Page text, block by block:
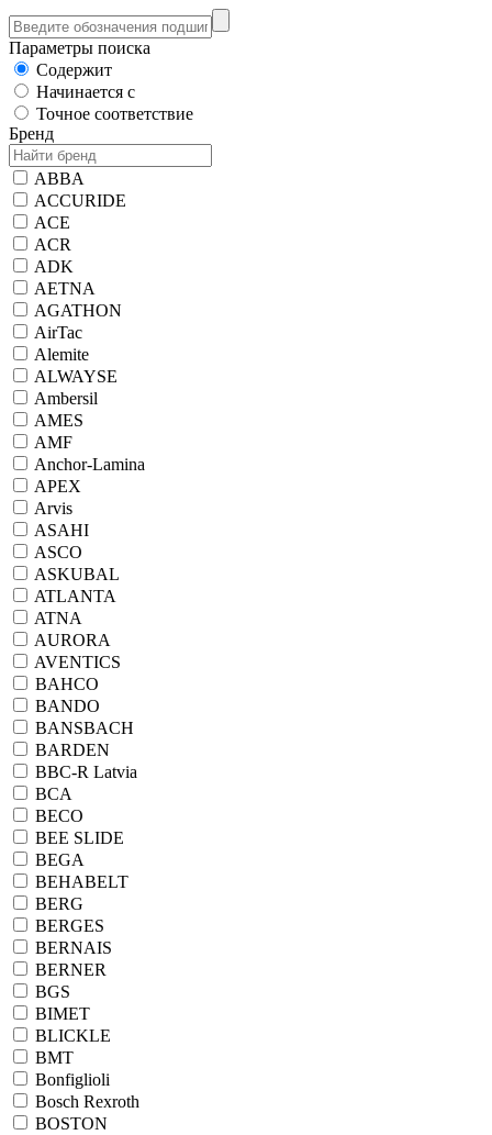
Параметры поиска
Содержит
Начинается с
Точное соответствие
Бренд
ABBA
ACCURIDE
ACE
ACR
ADK
AETNA
AGATHON
AirTac
Alemite
ALWAYSE
Ambersil
AMES
AMF
Anchor-Lamina
APEX
Arvis
ASAHI
ASCO
ASKUBAL
ATLANTA
ATNA
AURORA
AVENTICS
BAHCO
BANDO
BANSBACH
BARDEN
BBC-R Latvia
BCA
BECO
BEE SLIDE
BEGA
BEHABELT
BERG
BERGES
BERNAIS
BERNER
BGS
BIMET
BLICKLE
BMT
Bonfiglioli
Bosch Rexroth
BOSTON